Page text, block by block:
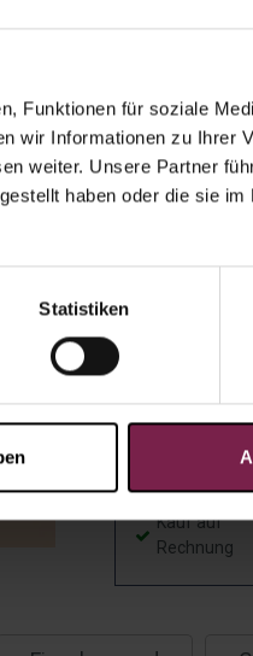
Funktionen für soziale
wir Informationen zu Ihrer
weiter. Unsere Partner
haben oder die sie
Statistiken
Auf Lager:
Einzelversand
Schon
Kauf auf
Rechnung